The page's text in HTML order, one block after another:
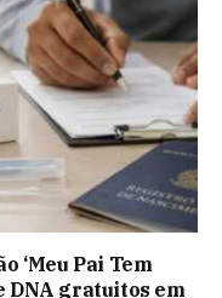
‘Meu Pai Tem
DNA gratuitos em